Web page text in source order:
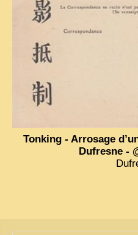
Tonking - Arrosage
Dufresne -